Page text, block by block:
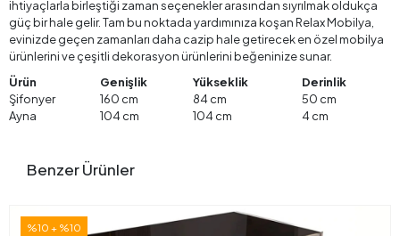
ihtiyaçlarla birleştiği zaman seçenekler arasından sıyrılmak oldukça
güç bir hale gelir. Tam bu noktada yardımınıza koşan Relax Mobilya,
evinizde geçen zamanları daha cazip hale getirecek en özel mobilya
ürünlerini ve çeşitli dekorasyon ürünlerini beğeninize sunar.
Ürün
Genişlik Yükseklik
Derinlik
Şifonyer
160 cm 84 cm
50 cm
Ayna
104 cm 104 cm 4 cm
Benzer Ürünler
%10 + %10